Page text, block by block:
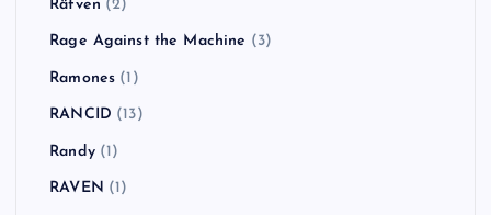
Räfven (2)
Rage Against the Machine (3)
Ramones (1)
RANCID (13)
Randy(1)
RAVEN (1)